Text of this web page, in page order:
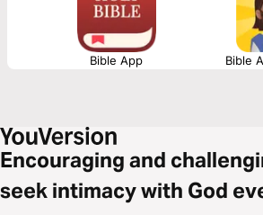
Bible App Bible
Encouraging and
seek intimacy with God